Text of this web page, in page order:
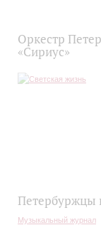
Оркестр
«Сириус»
Петербуржцы
Музыкальный журнал